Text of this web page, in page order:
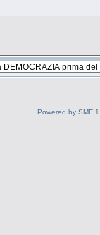
Powered by SMF